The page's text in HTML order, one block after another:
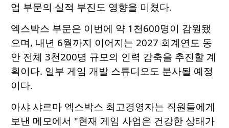
업 부문의 실적 부진도 영향을 미쳤다.
엑스박스 부문은 이번에 약 1천600명이 감원됐
으며, 내년 6월까지 이어지는 2027 회계연도 동
안 전체 3천200명 규모의 인력 감축을 추진할 계
획이다. 일부 게임 개발 스튜디오도 분사될 예정
이다.
아샤 샤르마 엑스박스 최고경영자는 직원들에게
보낸 메모에서 "현재 게임 사업은 건강한 상태가